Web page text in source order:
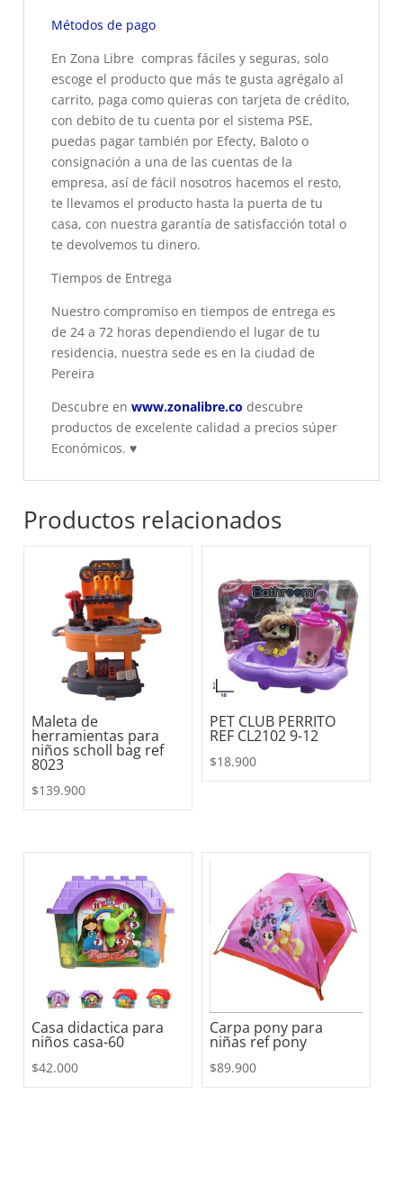
Métodos de pago
En Zona Libre compras fáciles y seguras, solo
escoge el producto que más te gusta agrégalo al
carrito, paga como quieras con tarjeta de crédito,
con debito de tu cuenta por el sistema PSE,
puedas pagar también por Efecty, Baloto o
consignación a una de las cuentas de la
empresa, así de fácil nosotros hacemos el resto,
te llevamos el producto hasta la puerta de tu
casa, con nuestra garantía de satisfacción total o
te devolvemos tu dinero.
Tiempos de Entrega
Nuestro compromiso en tiempos de entrega es
de 24 a 72 horas dependiendo el lugar de tu
residencia, nuestra sede es en la ciudad de
Pereira
Descubre en www.zonalibre.co descubre
productos de excelente calidad a precios súper
Económicos. ♥
Productos relacionados
Maleta de
herramientas para
niños scholl bag ref
8023
$139.900
PET CLUB PERRITO
REF CL2102 9-12
$18.900
Casa didactica para
niños casa-60
$42.000
Carpa pony para
niñas ref pony
$89.900